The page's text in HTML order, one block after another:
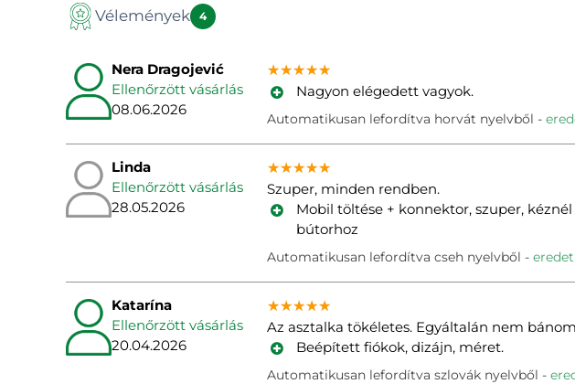
Vélemények 4
Nera Dragojević
Ellenőrzött vásárlás
08.06.2026
★★★★★
★★★★★
★★★★★
Nagyon elégedett vagyok.
Automatikusan lefordítva horvát nyelvből
Linda
Ellenőrzött vásárlás
28.05.2026
★★★★★
★★★★★
★★★★★
Szuper, minden rendben.
Mobil töltése + konnektor, szuper,
bútorhoz
Automatikusan lefordítva cseh nyelvből
Katarína
Ellenőrzött vásárlás
20.04.2026
★★★★★
★★★★★
★★★★★
Az asztalka tökéletes. Egyáltalán nem
Beépített fiókok, dizájn, méret.
Automatikusan lefordítva szlovák nyelvből